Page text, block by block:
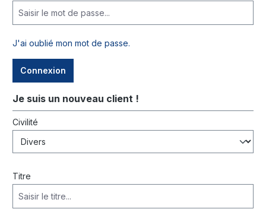
J'ai oublié mon mot de passe.
Connexion
Je suis un nouveau client !
Informations personnelles
Civilité
Titre